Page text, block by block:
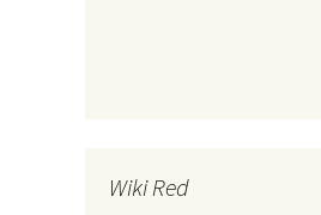
Wiki Red